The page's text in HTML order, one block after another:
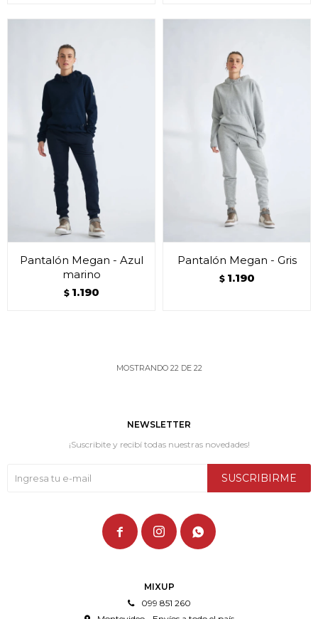
Pantalón Megan - Azul
marino
$ 1.190
Pantalón Megan - Gris
$ 1.190
MOSTRANDO 22 DE 22
MIXUP
099 851 260
NEWSLETTER
¡Suscribite y recibí todas nuestras novedades!
SUSCRIBIRME
  